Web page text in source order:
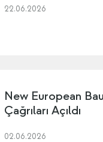
22.06.2026
New European
Çağrıları Açıldı
02.06.2026